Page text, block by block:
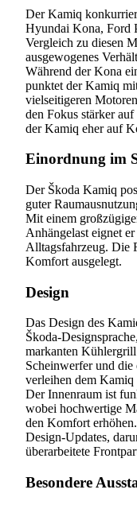
Der Kamiq
Hyundai Kona, Ford
Vergleich zu diesen
ausgewogenes
Während der Kona
punktet der Kamiq
vielseitigeren
den Fokus stärker
der Kamiq eher auf
Einordnung im
Der Škoda Kamiq
guter
Mit einem
Anhängelast eignet
Alltagsfahrzeug. Die
Komfort ausgelegt.
Design
Das Design des
Škoda-
markanten
Scheinwerfer und
verleihen dem
Der Innenraum ist
wobei hochwertige
den Komfort
Design-Updates,
überarbeitete
Besondere